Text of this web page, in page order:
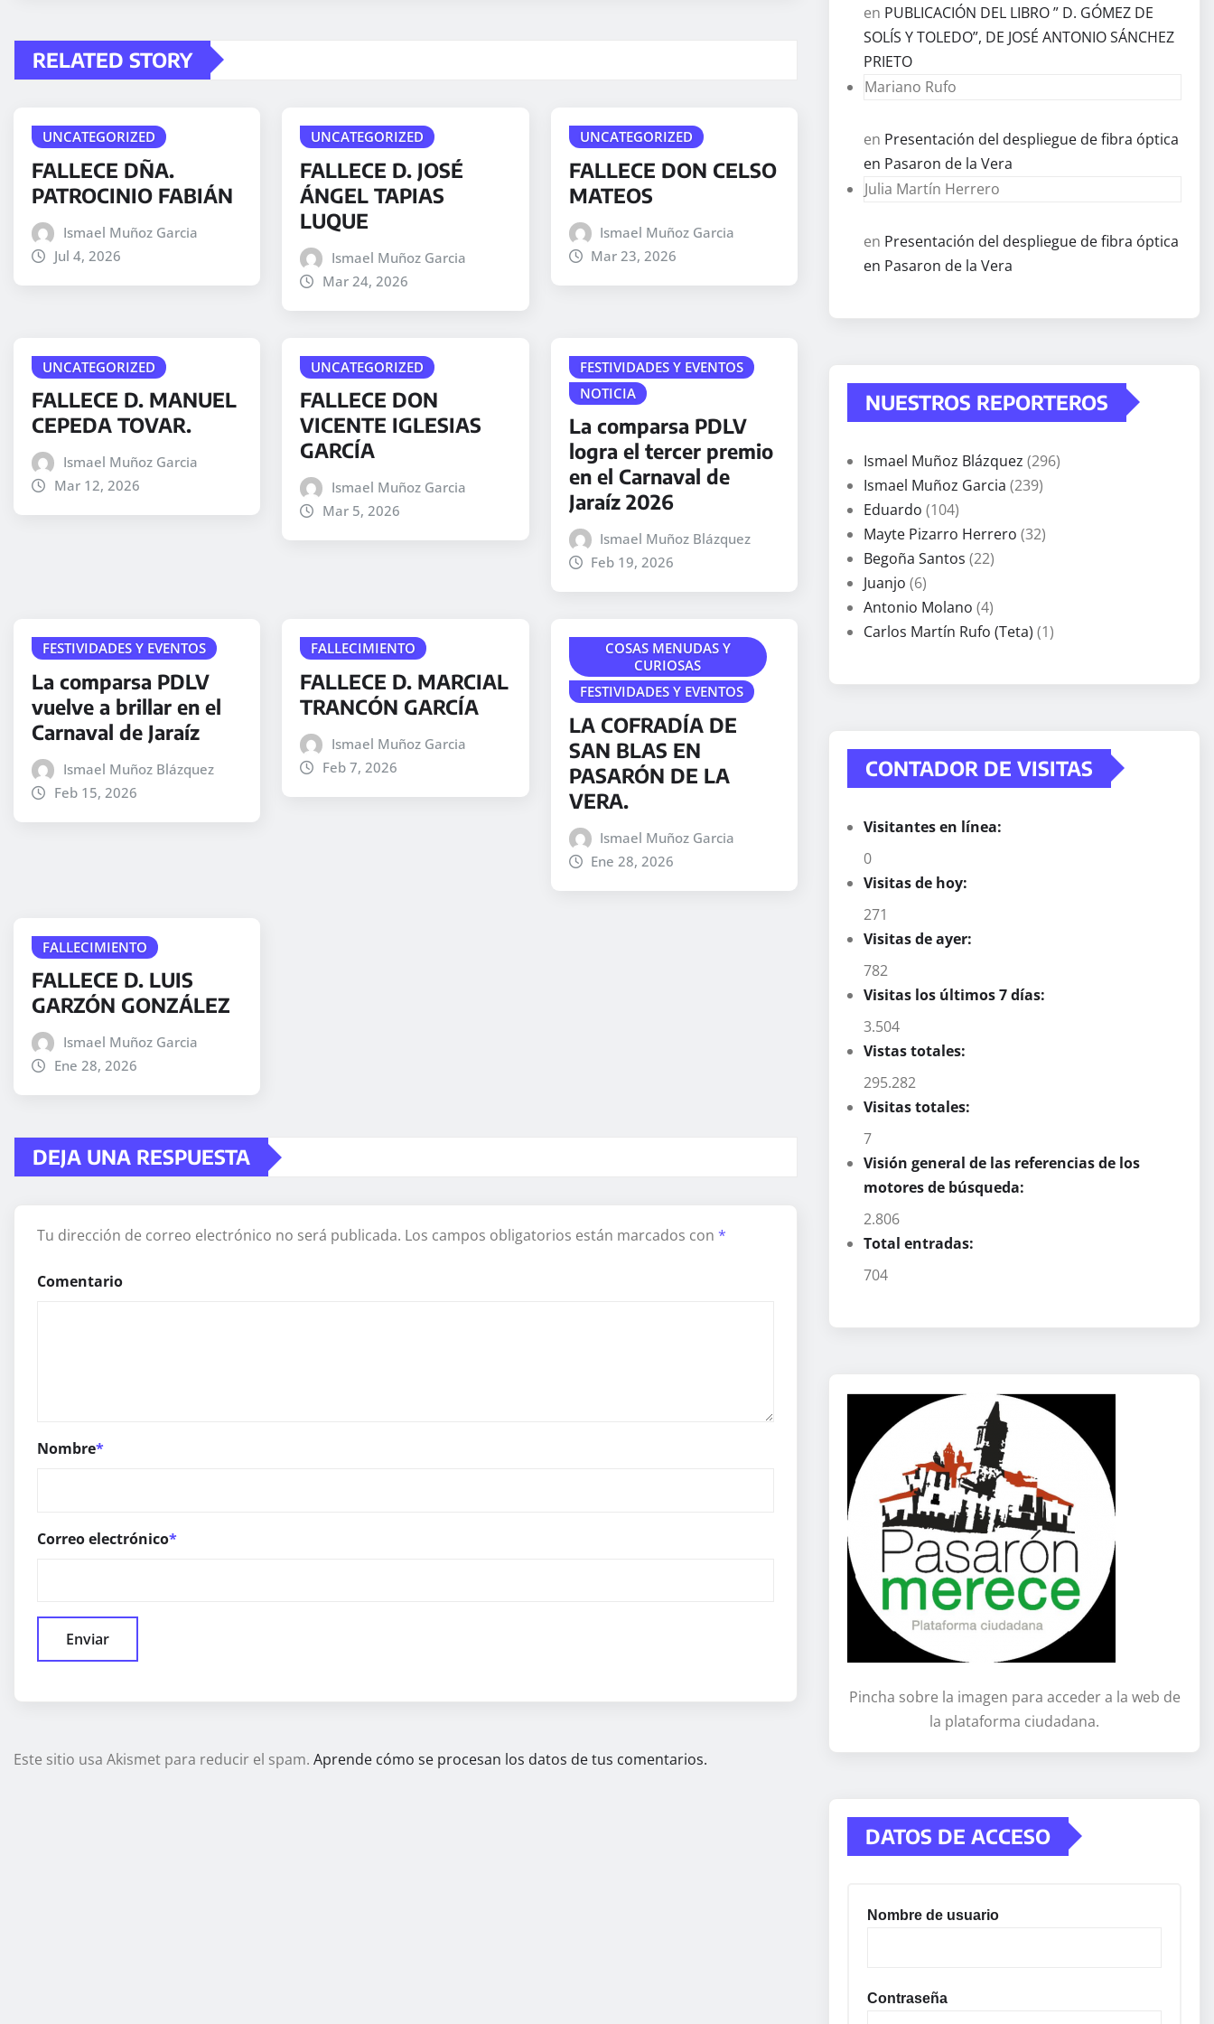
RELATED STORY
UNCATEGORIZED
FALLECE DÑA.
PATROCINIO FABIÁN
Ismael Muñoz Garcia
Jul 4, 2026
UNCATEGORIZED
FALLECE D. JOSÉ
ÁNGEL TAPIAS
LUQUE
Ismael Muñoz Garcia
Mar 24, 2026
UNCATEGORIZED
FALLECE DON CELSO
MATEOS
Ismael Muñoz Garcia
Mar 23, 2026
UNCATEGORIZED
FALLECE D. MANUEL
CEPEDA TOVAR.
Ismael Muñoz Garcia
Mar 12, 2026
UNCATEGORIZED
FALLECE DON
VICENTE IGLESIAS
GARCÍA
Ismael Muñoz Garcia
Mar 5, 2026
FESTIVIDADES Y EVENTOS
NOTICIA
La comparsa PDLV
logra el tercer premio
en el Carnaval de
Jaraíz 2026
Ismael Muñoz Blázquez
Feb 19, 2026
FESTIVIDADES Y EVENTOS
La comparsa PDLV
vuelve a brillar en el
Carnaval de Jaraíz
Ismael Muñoz Blázquez
Feb 15, 2026
FALLECIMIENTO
FALLECE D. MARCIAL
TRANCÓN GARCÍA
Ismael Muñoz Garcia
Feb 7, 2026
COSAS MENUDAS Y
CURIOSAS
FESTIVIDADES Y EVENTOS
LA COFRADÍA DE
SAN BLAS EN
PASARÓN DE LA
VERA.
Ismael Muñoz Garcia
Ene 28, 2026
FALLECIMIENTO
FALLECE D. LUIS
GARZÓN GONZÁLEZ
Ismael Muñoz Garcia
Ene 28, 2026
DEJA UNA RESPUESTA
Tu dirección de correo electrónico no será publicada. Los campos obligatorios están marcados con *
Comentario
Nombre*
Correo electrónico*
Este sitio usa Akismet para reducir el spam. Aprende cómo se procesan los datos de tus comentarios.
en PUBLICACIÓN DEL LIBRO ” D. GÓMEZ DE
SOLÍS Y TOLEDO”, DE JOSÉ ANTONIO SÁNCHEZ
PRIETO
Mariano Rufo
en Presentación del despliegue de fibra óptica
en Pasaron de la Vera
Julia Martín Herrero
en Presentación del despliegue de fibra óptica
en Pasaron de la Vera
NUESTROS REPORTEROS
Ismael Muñoz Blázquez (296)
Ismael Muñoz Garcia (239)
Eduardo (104)
Mayte Pizarro Herrero (32)
Begoña Santos (22)
Juanjo (6)
Antonio Molano (4)
Carlos Martín Rufo (Teta) (1)
CONTADOR DE VISITAS
Visitantes en línea:
0
Visitas de hoy:
271
Visitas de ayer:
782
Visitas los últimos 7 días:
3.504
Vistas totales:
295.282
Visitas totales:
7
Visión general de las referencias de los
motores de búsqueda:
2.806
Total entradas:
704
Pincha sobre la imagen para acceder a la web de
la plataforma ciudadana.
DATOS DE ACCESO
Nombre de usuario
Contraseña